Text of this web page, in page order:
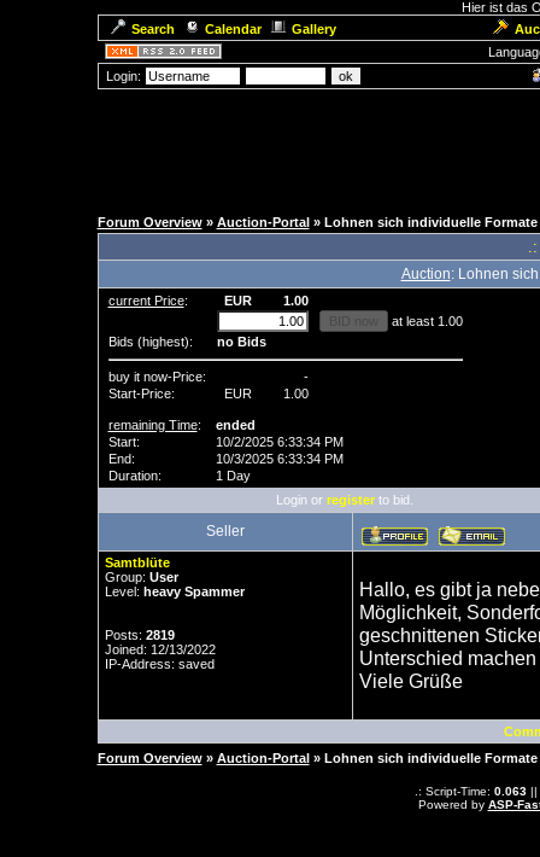
Hier ist das
Search
Calendar Gallery
Login:
Forum Overview» Auction-Portal» Lohnen sich individuelle
Auction: Lohnen
current Price: EUR
1.00
at least 1.00
Bids (highest):
no Bids
buy it now-Price:
-
Start-Price:
EUR 1.00
remaining Time:
ended
Start:
10/2/2025 6:33:34 PM
End:
10/3/2025 6:33:34 PM
Duration:
1 Day
Login or registerto bid.
Seller
Samtblüte
Group: User
Level: heavy Spammer
Posts: 2819
Joined: 12/13/2022
IP-Address: saved
Hallo, es gibt ja
Möglichkeit,
geschnittenen
Unterschied
Viele Grüße
Forum Overview» Auction-Portal» Lohnen sich individuelle
.: Script-Time: 0.063||
Powered by ASP-